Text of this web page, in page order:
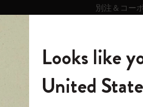
別注＆コー
マート
ラス
ギコレクション
る方への贈り物
テーマ・ピンズ・コレク
つも胸に
ティング・システム
イズサ
リ
リー
の世界
サブカテゴリ
モレスキンの世
以上のご購入で送料無料
ックの該当ページを使ってバーチャ
Looks like
United